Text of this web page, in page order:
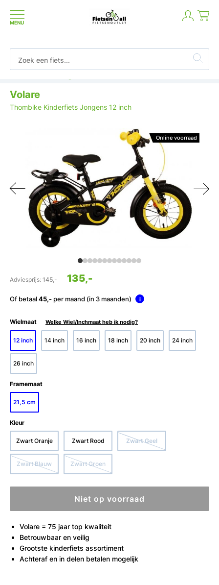
MENU
Volare
Thombike Kinderfiets Jongens 12 inch
Online voorraad
Adviesprijs: 145,- 135,-
Of betaal45,- per maand (in 3 maanden) i
Wielmaat Welke Wiel/Inchmaat heb ik nodig?
12 inch 14 inch 16 inch 18 inch 20 inch 24 inch
26 inch
Framemaat
21,5 cm
Kleur
Zwart Oranje Zwart Rood Zwart Geel
Zwart Blauw Zwart Groen
Niet op voorraad
Volare = 75 jaar top kwaliteit
Betrouwbaar en veilig
Grootste kinderfiets assortiment
Achteraf en in delen betalen mogelijk